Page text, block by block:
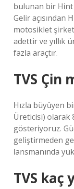
bulunan bir
Gelir açısından
motosiklet
adettir ve yıllık
fazla araçtır.
TVS Çin
Hızla büyüyen
Üreticisi) olarak
gösteriyoruz.
geliştirmeden
lansmanında
TVS kaç